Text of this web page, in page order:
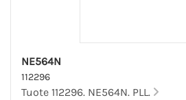
NE564N
112296
Tuote 112296. NE564N. PLL.